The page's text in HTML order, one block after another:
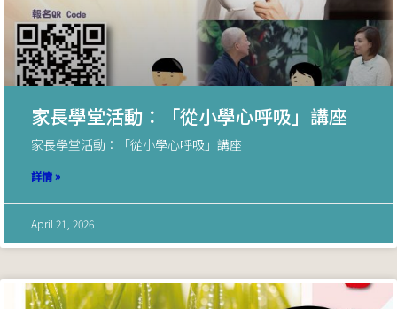
家長學堂活動：「從小學心呼吸」講座
家長學堂活動：「從小學心呼吸」講座
詳情 »
April 21, 2026